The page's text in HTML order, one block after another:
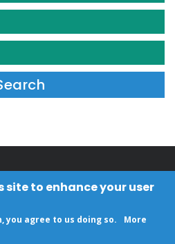
site to enhance your user
you agree to us doing so.
More